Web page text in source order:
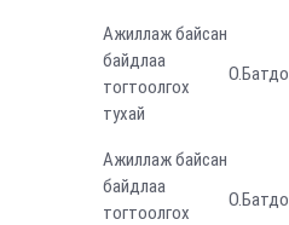
Ажиллаж байсан
байдлаа
тогтоолгох
тухай
Ажиллаж байсан
байдлаа
тогтоолгох